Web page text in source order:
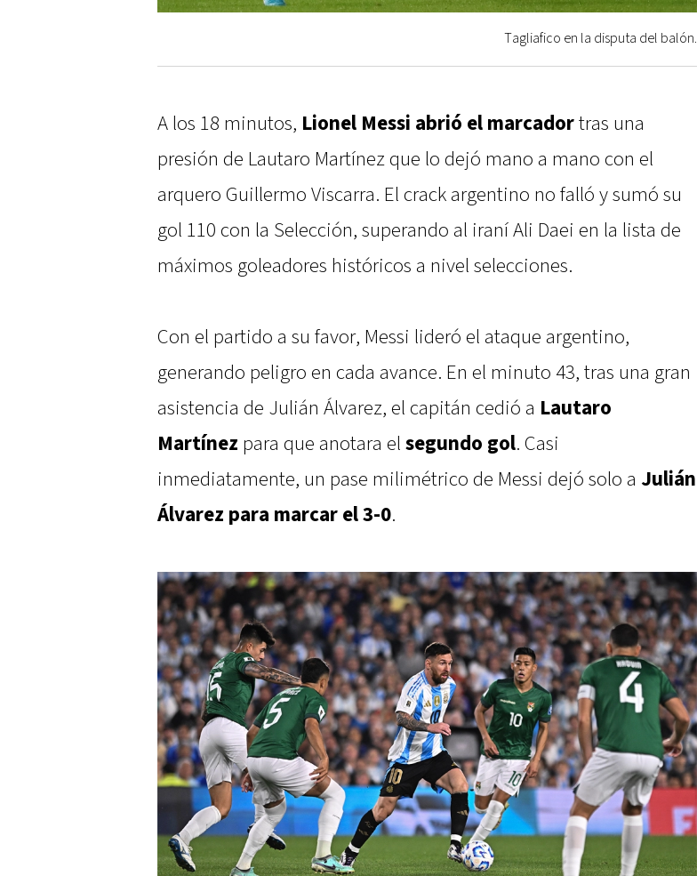
Tagliafico en la disputa del balón.
A los 18 minutos, Lionel Messi abrió el marcadortras una
presión de Lautaro Martínez que lo dejó mano a mano con el
arquero Guillermo Viscarra. El crack argentino no falló y sumó su
gol 110 con la Selección, superando al iraní Ali Daei en la lista de
máximos goleadores históricos a nivel selecciones.
Con el partido a su favor, Messi lideró el ataque argentino,
generando peligro en cada avance. En el minuto 43, tras una gran
asistencia de Julián Álvarez, el capitán cedió a Lautaro
Martínez para que anotara el segundo gol. Casi
inmediatamente, un pase milimétrico de Messi dejó solo a Julián
Álvarez para marcar el 3-0.